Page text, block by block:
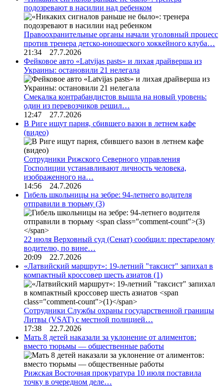
подозревают в насилии над ребенком
Правоохранительные органы начали уголовный процесс
против тренера детско-юношеского хоккейного клуба…
21:34 27.7.2026
Фейковое авто «Latvijas pasts» и лихая драйверша из
Украины: остановили 21 нелегала
Смекалка контрабандистов вышла на новый уровень:
один из перевозчиков решил…
12:47 27.7.2026
В Риге ищут парня, сбившего вазон в летнем кафе
(видео)
Сотрудники Рижского Северного управления
Госполиции устанавливают личность человека,
изображенного на…
14:56 24.7.2026
Гибель школьницы на зебре: 94-летнего водителя
отправили в тюрьму (3)
22 июля Верховный суд (Сенат) сообщил: престарелому
водителю, по вине…
20:09 22.7.2026
«Латвийский маршрут»: 19-летний "таксист" запихал в
компактный кроссовер шесть азиатов (1)
Сотрудники Службы охраны государственной границы
Литвы (VSAT) с местной полицией…
17:38 22.7.2026
Мать 8 детей наказали за уклонение от алиментов:
вместо тюрьмы — общественные работы
Рижская Восточная прокуратура 10 июля поставила
точку в очередном деле…